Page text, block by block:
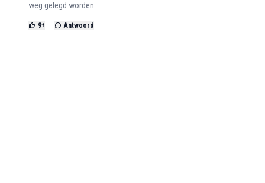
weg gelegd worden.
9+ Antwoord